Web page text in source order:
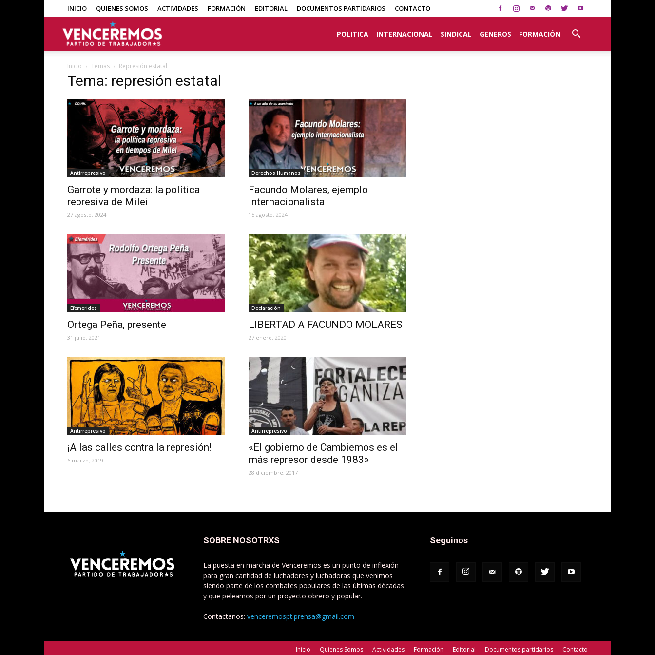
INICIO QUIENES SOMOS ACTIVIDADES FORMACIÓN EDITORIAL DOCUMENTOS PARTIDARIOS CONTACTO
POLITICA INTERNACIONAL SINDICAL GENEROS FORMACIÓN
Inicio Temas Represión estatal
Tema: represión estatal
Antirrepresivo
Garrote y mordaza: la política
represiva de Milei
27 agosto, 2024
Derechos Humanos
Facundo Molares, ejemplo
internacionalista
15 agosto, 2024
Efemerides
Ortega Peña, presente
31 julio, 2021
Declaración
LIBERTAD A FACUNDO MOLARES
27 enero, 2020
Antirrepresivo
¡A las calles contra la represión!
6 marzo, 2019
Antirrepresivo
«El gobierno de Cambiemos es el
más represor desde 1983»
28 diciembre, 2017
SOBRE NOSOTRXS
La puesta en marcha de Venceremos es un punto de inflexión
para gran cantidad de luchadores y luchadoras que venimos
siendo parte de los combates populares de las últimas décadas
y que peleamos por un proyecto obrero y popular.
Contactanos: venceremospt.prensa@gmail.com
Seguinos
Inicio Quienes Somos Actividades Formación Editorial Documentos partidarios Contacto